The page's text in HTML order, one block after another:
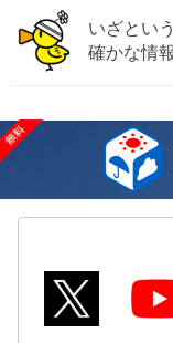
いざとい
確かな情